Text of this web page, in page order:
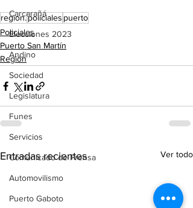
Carcarañá
Elecciones 2023
Andino
Sociedad
Legislatura
Funes
Servicios
Comunicado de Prensa
Automovilismo
Puerto Gaboto
region.policiales puerto
Policiales
Puerto San Martín
Región
Entradas recientes Ver todo